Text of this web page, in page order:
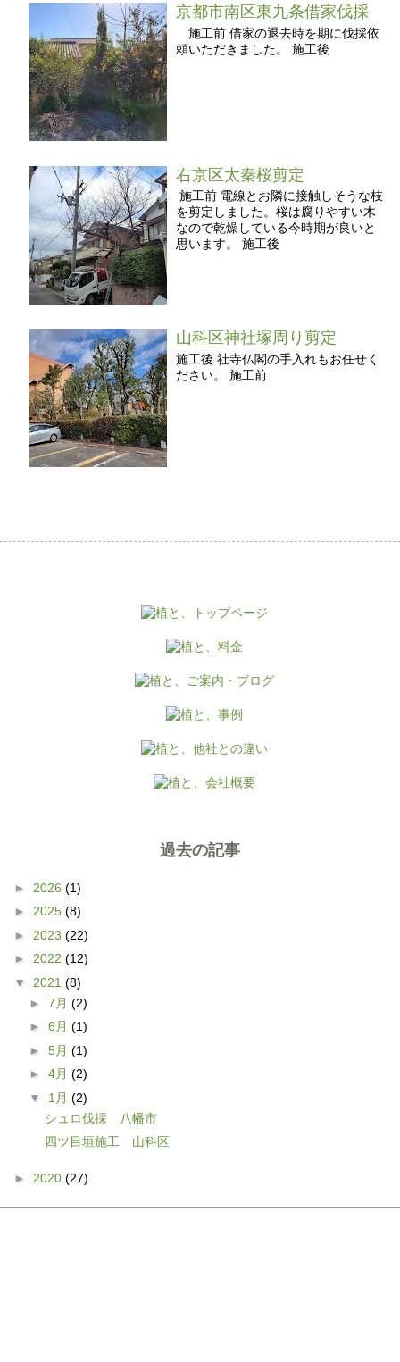
京都市南区東九条借家伐採
施工前 借家の退去時を期に伐採依
頼いただきました。 施工後
右京区太秦桜剪定
施工前 電線とお隣に接触しそうな枝
を剪定しました。桜は腐りやすい木
なので乾燥している今時期が良いと
思います。 施工後
山科区神社塚周り剪定
施工後 社寺仏閣の手入れもお任せく
ださい。 施工前
過去の記事
► 2026 (1)
► 2025 (8)
► 2023 (22)
► 2022 (12)
▼ 2021 (8)
► 7月 (2)
► 6月 (1)
► 5月 (1)
► 4月 (2)
▼ 1月 (2)
シュロ伐採 八幡市
四ツ目垣施工 山科区
► 2020 (27)